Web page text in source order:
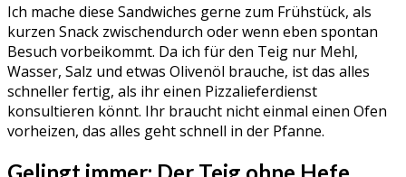
Ich mache diese Sandwiches gerne zum Frühstück, als
kurzen Snack zwischendurch oder wenn eben spontan
Besuch vorbeikommt. Da ich für den Teig nur Mehl,
Wasser, Salz und etwas Olivenöl brauche, ist das alles
schneller fertig, als ihr einen Pizzalieferdienst
konsultieren könnt. Ihr braucht nicht einmal einen Ofen
vorheizen, das alles geht schnell in der Pfanne.